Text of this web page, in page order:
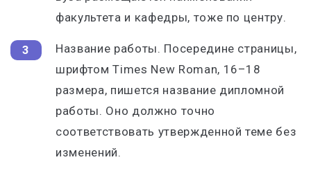
факультета и кафедры, тоже по центру.
Название работы. Посередине страницы,
шрифтом Times New Roman, 16–18
размера, пишется название дипломной
работы. Оно должно точно
соответствовать утвержденной теме без
изменений.